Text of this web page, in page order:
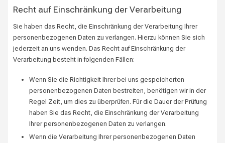
Recht auf Einschränkung der Verarbeitung
Sie haben das Recht, die Einschränkung der Verarbeitung Ihrer
personenbezogenen Daten zu verlangen. Hierzu können Sie sich
jederzeit an uns wenden. Das Recht auf Einschränkung der
Verarbeitung besteht in folgenden Fällen:
Wenn Sie die Richtigkeit Ihrer bei uns gespeicherten
personenbezogenen Daten bestreiten, benötigen wir in der
Regel Zeit, um dies zu überprüfen. Für die Dauer der Prüfung
haben Sie das Recht, die Einschränkung der Verarbeitung
Ihrer personenbezogenen Daten zu verlangen.
Wenn die Verarbeitung Ihrer personenbezogenen Daten